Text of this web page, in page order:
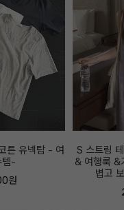
튼 유넥탑 - 여
템-
원
S 스트링
& 여행룩 &
볍고